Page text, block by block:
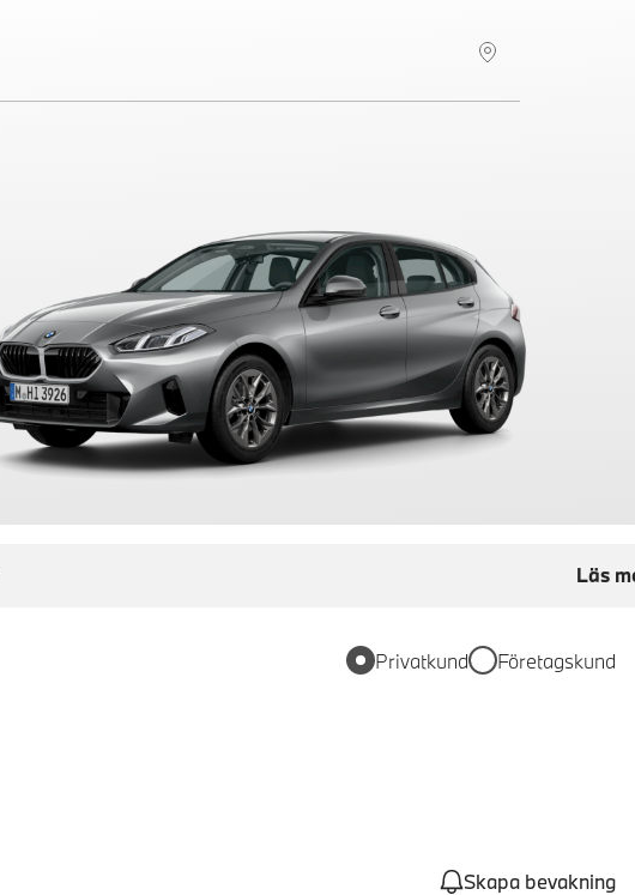
Läs
Privatkund Företagskund
Skapa bevakning